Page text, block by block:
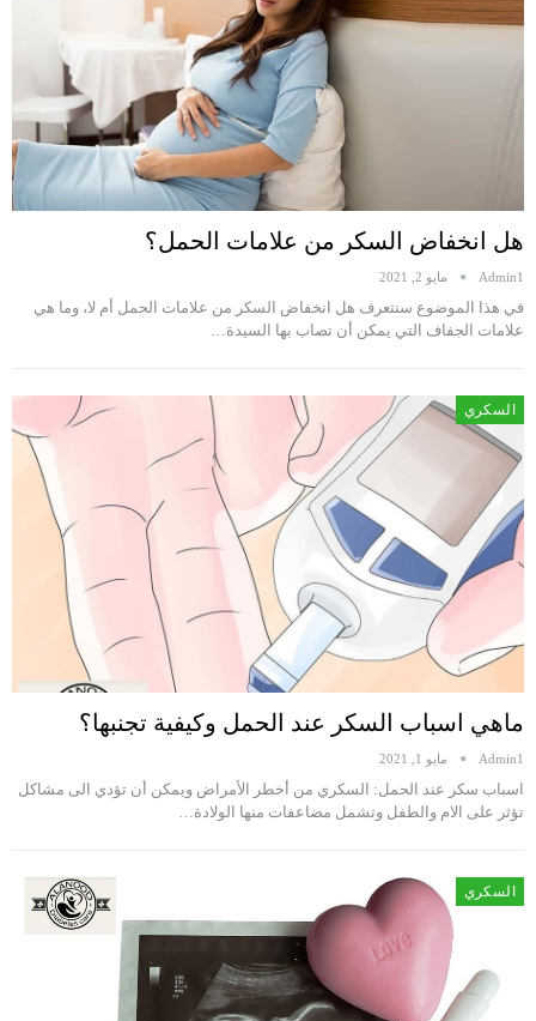
هل انخفاض السكر من علامات الحمل؟
Admin1 مايو 2, 2021
في هذا الموضوع سنتعرف هل انخفاض السكر من علامات الحمل أم لا، وما هي
علامات الجفاف التي يمكن أن تصاب بها السيدة…
السكري
ماهي اسباب السكر عند الحمل وكيفية تجنبها؟
Admin1 مايو 1, 2021
اسباب سكر عند الحمل: السكري من أخطر الأمراض ويمكن أن تؤدي الى مشاكل
تؤثر على الام والطفل وتشمل مضاعفات منها الولادة…
السكري